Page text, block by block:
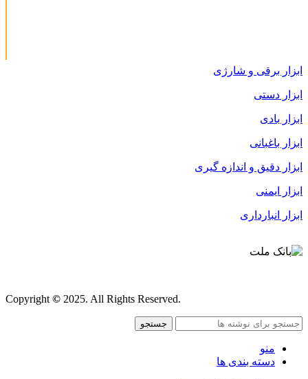
ابزار برقی و شارژی
ابزار دستی
ابزار بادی
ابزار باغبانی
ابزار دقیق و اندازه گیری
ابزار ایمنی
ابزار انبارداری
Copyright© 2025. All Rights Reserved.
جستجو
منو
دسته بندی ها